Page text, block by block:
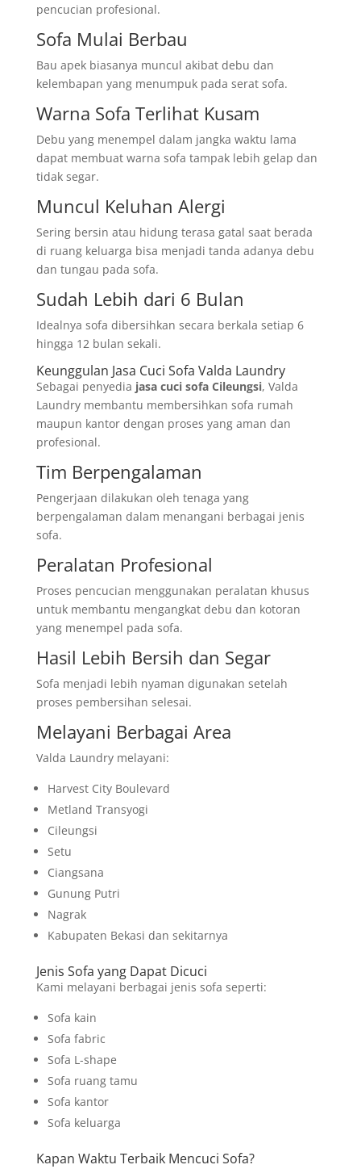
pencucian profesional.
Sofa Mulai Berbau
Bau apek biasanya muncul akibat debu dan
kelembapan yang menumpuk pada serat sofa.
Warna Sofa Terlihat Kusam
Debu yang menempel dalam jangka waktu lama
dapat membuat warna sofa tampak lebih gelap dan
tidak segar.
Muncul Keluhan Alergi
Sering bersin atau hidung terasa gatal saat berada
di ruang keluarga bisa menjadi tanda adanya debu
dan tungau pada sofa.
Sudah Lebih dari 6 Bulan
Idealnya sofa dibersihkan secara berkala setiap 6
hingga 12 bulan sekali.
Keunggulan Jasa Cuci Sofa Valda Laundry
Sebagai penyedia jasa cuci sofa Cileungsi, Valda
Laundry membantu membersihkan sofa rumah
maupun kantor dengan proses yang aman dan
profesional.
Tim Berpengalaman
Pengerjaan dilakukan oleh tenaga yang
berpengalaman dalam menangani berbagai jenis
sofa.
Peralatan Profesional
Proses pencucian menggunakan peralatan khusus
untuk membantu mengangkat debu dan kotoran
yang menempel pada sofa.
Hasil Lebih Bersih dan Segar
Sofa menjadi lebih nyaman digunakan setelah
proses pembersihan selesai.
Melayani Berbagai Area
Valda Laundry melayani:
Harvest City Boulevard
Metland Transyogi
Cileungsi
Setu
Ciangsana
Gunung Putri
Nagrak
Kabupaten Bekasi dan sekitarnya
Jenis Sofa yang Dapat Dicuci
Kami melayani berbagai jenis sofa seperti:
Sofa kain
Sofa fabric
Sofa L-shape
Sofa ruang tamu
Sofa kantor
Sofa keluarga
Kapan Waktu Terbaik Mencuci Sofa?